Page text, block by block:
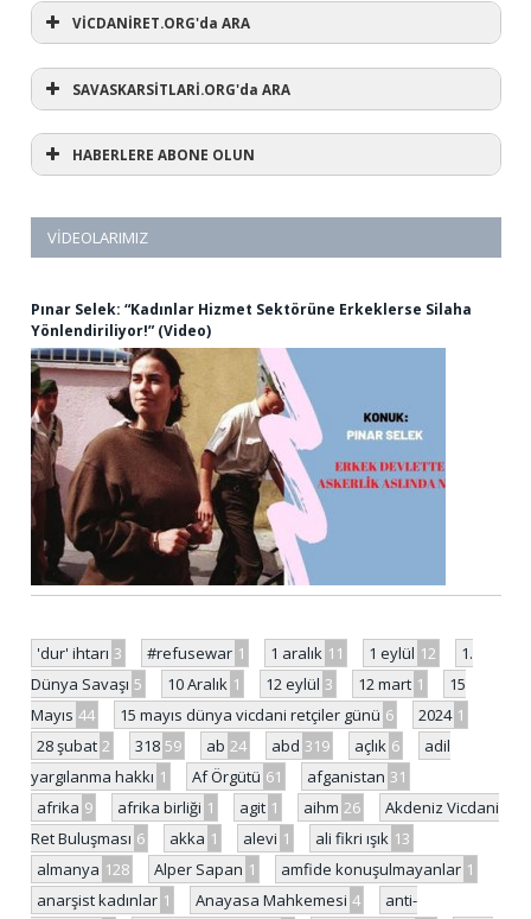
VİCDANİRET.ORG'da ARA
SAVASKARSİTLARİ.ORG'da ARA
HABERLERE ABONE OLUN
VIDEOLARIMIZ
Pınar Selek: “Kadınlar Hizmet Sektörüne Erkeklerse Silaha
Yönlendiriliyor!” (Video)
'dur' ihtarı 3 #refusewar 1 1 aralık 11 1 eylül 12
1.
Dünya Savaşı 5 10 Aralık 1 12 eylül 3 12 mart 1
15
Mayıs 44 15 mayıs dünya vicdani retçiler günü 6 2024 1
28 şubat 2 318 59 ab 24 abd 319 açlık 6
adil
yargılanma hakkı 1 Af Örgütü 61 afganistan 31
afrika 9 afrika birliği 1 agit 1 aihm 26
Akdeniz Vicdani
Ret Buluşması 6 akka 1 alevi 1 ali fikri ışık 13
almanya 128 Alper Sapan 1 amfide konuşulmayanlar 1
anarşist kadınlar 1 Anayasa Mahkemesi 4
anti-